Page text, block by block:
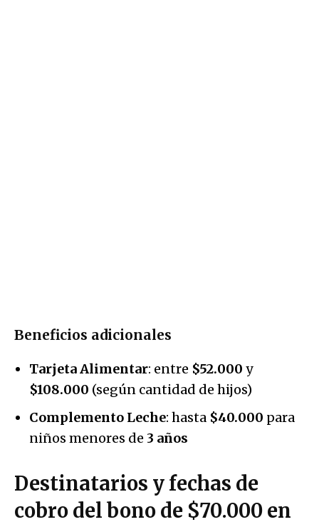
Beneficios adicionales
Tarjeta Alimentar: entre $52.000 y
$108.000 (según cantidad de hijos)
Complemento Leche: hasta $40.000 para
niños menores de 3 años
Destinatarios y fechas de
cobro del bono de $70.000 en